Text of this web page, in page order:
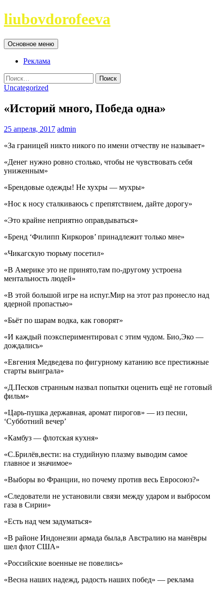
Перейти
к
liubovdorofeeva
Поиск
Основное меню
Реклама
Найти:
Uncategorized
«Историй много, Победа одна»
25 апреля, 2017 admin
«За границей никто никого по имени отчеству не называет»
«Денег нужно ровно столько, чтобы не чувствовать себя
униженным»
«Брендовые одежды! Не хухры — мухры»
«Нос к носу сталкиваюсь с препятствием, дайте дорогу»
«Это крайне неприятно оправдываться»
«Бренд ‘Филипп Киркоров’ принадлежит только мне»
«Чикагскую тюрьму посетил»
«В Америке это не принято,там по-другому устроена
ментальность людей»
«В этой большой игре на испуг.Мир на этот раз пронесло над
ядерной пропастью»
«Бьёт по шарам водка, как говорят»
«И каждый поэкспериментировал с этим чудом. Био,Эко —
дождались»
«Евгения Медведева по фигурному катанию все престижные
старты выиграла»
«Д.Песков странным назвал попытки оценить ещё не готовый
фильм»
«Царь-пушка державная, аромат пирогов» — из песни,
‘Субботний вечер’
«Камбуз — флотская кухня»
«С.Брилёв,вести: на студийную плазму выводим самое
главное и значимое»
«Выборы во Франции, но почему против весь Евросоюз?»
«Следователи не установили связи между ударом и выбросом
газа в Сирии»
«Есть над чем задуматься»
«В районе Индонезии армада была,в Австралию на манёвры
шел флот США»
«Российские военные не повелись»
«Весна наших надежд, радость наших побед» — реклама